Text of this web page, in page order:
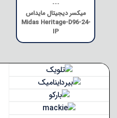
---
میکسر دیجیتال مایداس
Midas Heritage-D96-24-
IP